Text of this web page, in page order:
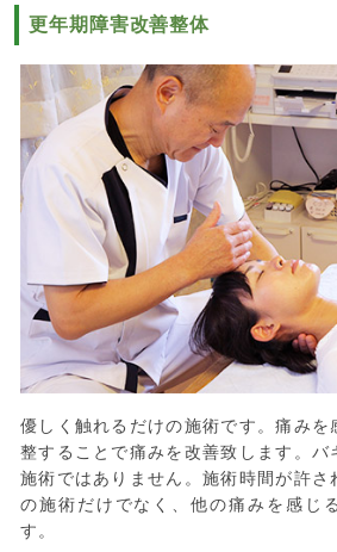
更年期障害改善整体
優しく触れるだけの施術です。痛みを
整することで痛みを改善致します。バ
施術ではありません。施術時間が許さ
の施術だけでなく、他の痛みを感じ
す。